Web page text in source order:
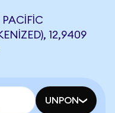
12,9409
UNPON